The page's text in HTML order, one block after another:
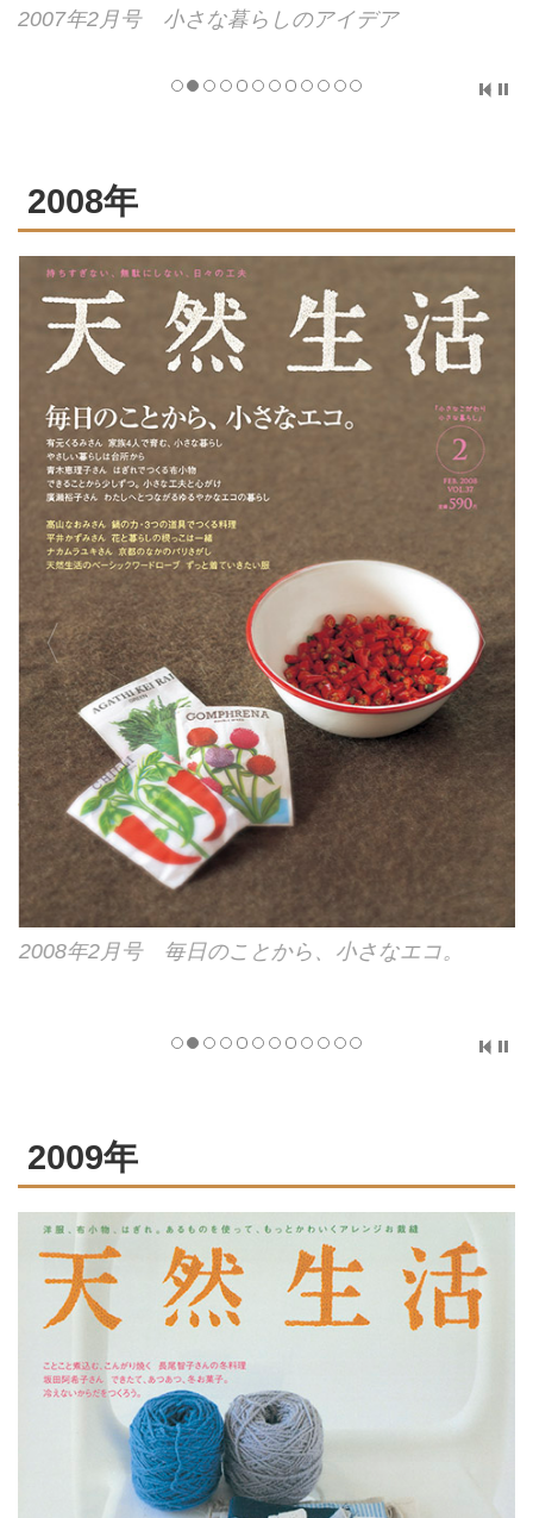
2007年2月号 小さな暮らしのアイデア
2008年
2008年2月号 毎日のことから、小さなエコ。
2009年